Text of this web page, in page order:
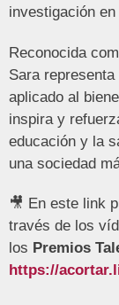
investigación
Reconocida
Sara
aplicado al
inspira y
educación y la
una sociedad
🎥 En este link
través de los
los Premios
https://